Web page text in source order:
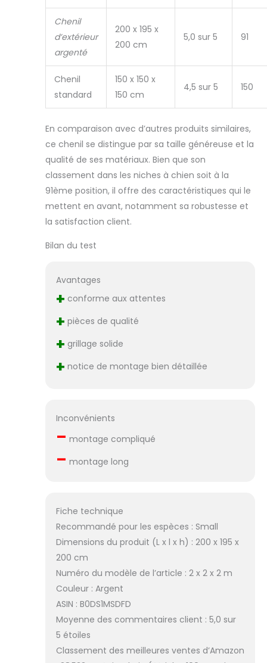
Chenil
d’extérieur
argenté
200 x 195 x
200 cm
5,0 sur 5 91
Chenil
standard
150 x 150 x
150 cm
4,5 sur 5 150
En comparaison avec d’autres produits similaires,
ce chenil se distingue par sa taille généreuse et la
qualité de ses matériaux. Bien que son
classement dans les niches à chien soit à la
91ème position, il offre des caractéristiques qui le
mettent en avant, notamment sa robustesse et
la satisfaction client.
Bilan du test
Avantages
+ conforme aux attentes
+ pièces de qualité
+ grillage solide
+ notice de montage bien détaillée
Inconvénients
– montage compliqué
– montage long
Fiche technique
Recommandé pour les espèces : Small
Dimensions du produit (L x l x h) : 200 x 195 x
200 cm
Numéro du modèle de l’article : 2 x 2 x 2 m
Couleur : Argent
ASIN : B0DS1MSDFD
Moyenne des commentaires client : 5,0 sur
5 étoiles
Classement des meilleures ventes d’Amazon